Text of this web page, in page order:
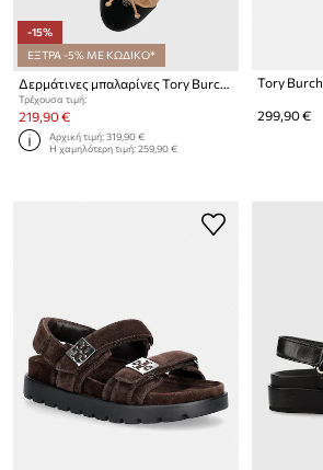
-15%
ΕΞΤΡΑ -5% ΜΕ ΚΩΔΙΚΟ*
Δερμάτινες μπαλαρίνες Tory Burch CAP-TOE BALLET
Τρέχουσα τιμή:
219,90 €
Αρχική τιμή:319,90 €
Η χαμηλότερη τιμή:259,90 €
299,90 €